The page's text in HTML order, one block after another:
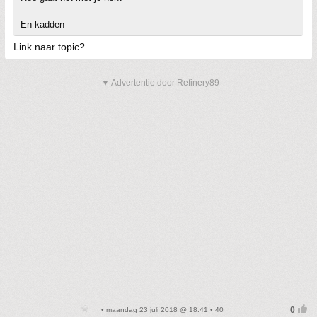
En kadden
Link naar topic?
▼ Advertentie door Refinery89
• maandag 23 juli 2018 @ 18:41 • 40